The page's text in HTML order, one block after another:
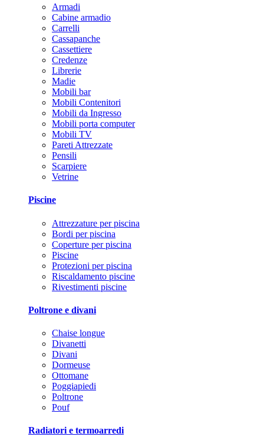
Armadi
Cabine armadio
Carrelli
Cassapanche
Cassettiere
Credenze
Librerie
Madie
Mobili bar
Mobili Contenitori
Mobili da Ingresso
Mobili porta computer
Mobili TV
Pareti Attrezzate
Pensili
Scarpiere
Vetrine
Piscine
Attrezzature per piscina
Bordi per piscina
Coperture per piscina
Piscine
Protezioni per piscina
Riscaldamento piscine
Rivestimenti piscine
Poltrone e divani
Chaise longue
Divanetti
Divani
Dormeuse
Ottomane
Poggiapiedi
Poltrone
Pouf
Radiatori e termoarredi